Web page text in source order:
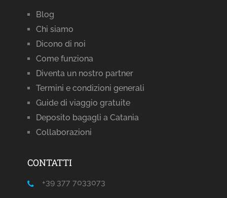
Blog
Chi siamo
Dicono di noi
Come funziona
Diventa un nostro partner
Termini e condizioni generali
Guide di viaggio gratuite
Deposito bagagli a Catania
Collaborazioni
CONTATTI
+39 377 7033073